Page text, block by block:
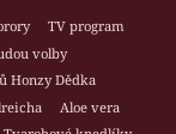
TV program
volby
Honzy Dědka
Aloe vera